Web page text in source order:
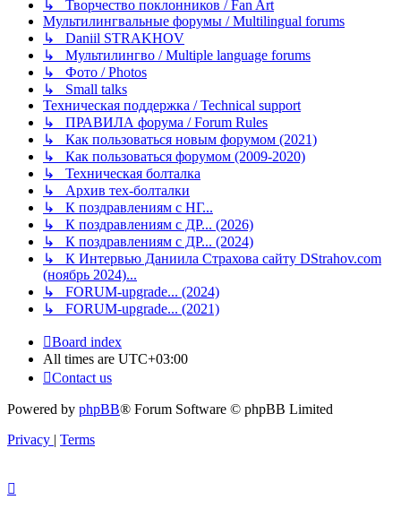
↳ Творчество поклонников / Fan Art
Мультилингвальные форумы / Multilingual forums
↳ Daniil STRAKHOV
↳ Мультилингво / Multiple language forums
↳ Фото / Photos
↳ Small talks
Техническая поддержка / Technical support
↳ ПРАВИЛА форума / Forum Rules
↳ Как пользоваться новым форумом (2021)
↳ Как пользоваться форумом (2009-2020)
↳ Техническая болталка
↳ Архив тех-болталки
↳ К поздравлениям с НГ...
↳ К поздравлениям с ДР... (2026)
↳ К поздравлениям с ДР... (2024)
↳ К Интервью Даниила Страхова сайту DStrahov.com
(ноябрь 2024)...
↳ FORUM-upgrade... (2024)
↳ FORUM-upgrade... (2021)
Board index
All times are UTC+03:00
Contact us
Powered by phpBB® Forum Software © phpBB Limited
Privacy | Terms